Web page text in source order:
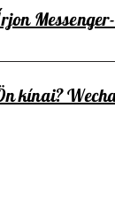
kínai?